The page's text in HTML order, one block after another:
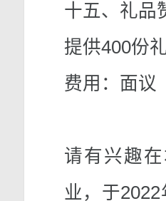
十五、礼品
提供400份
费用：面议
请有兴趣
业，于